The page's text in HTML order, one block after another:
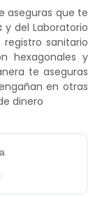
aseguras que te
y del Laboratorio
sanitario
hexagonales y
te aseguras
en otras
dinero